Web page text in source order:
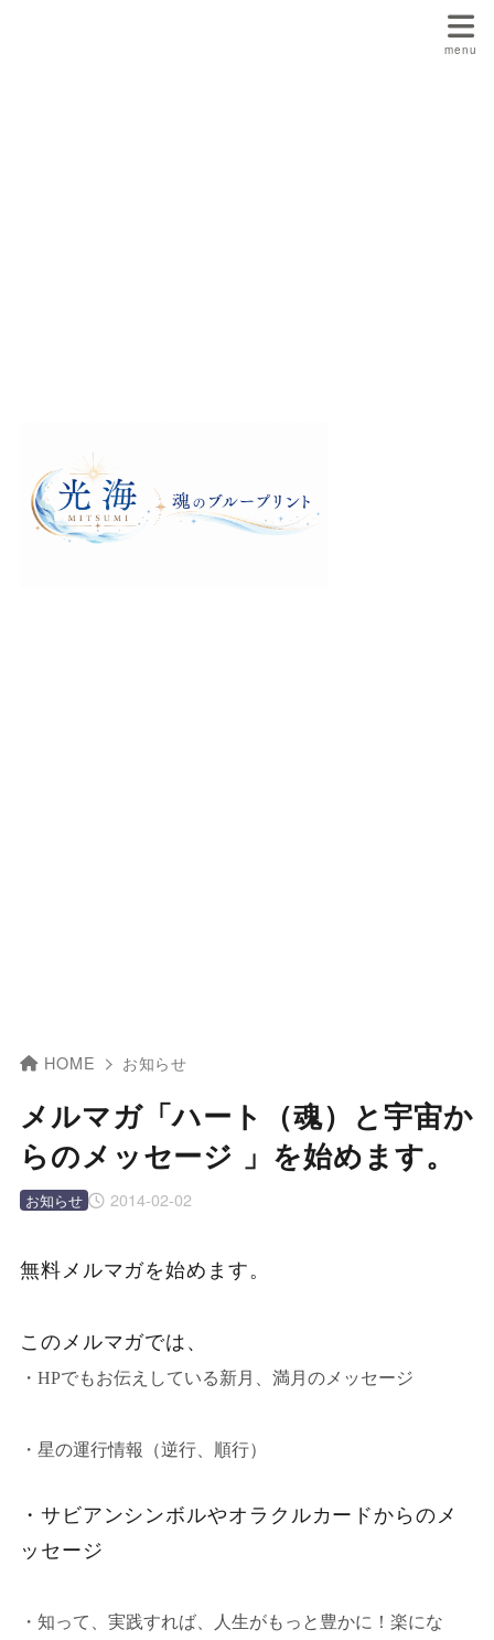
HOME お知らせ
メルマガ「ハート（魂）と宇宙か
らのメッセージ 」を始めます。
2014-02-02
お知らせ
無料メルマガを始めます。
このメルマガでは、
・HPでもお伝えしている新月、満月のメッセージ
・星の運行情報（逆行、順行）
・サビアンシンボルやオラクルカードからのメ
ッセージ
・知って、実践すれば、人生がもっと豊かに！楽にな